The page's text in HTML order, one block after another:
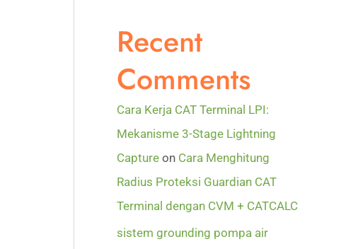
Recent
Comments
Cara Kerja CAT Terminal LPI:
Mekanisme 3-Stage Lightning
Capture on Cara Menghitung
Radius Proteksi Guardian CAT
Terminal dengan CVM + CATCALC
sistem grounding pompa air